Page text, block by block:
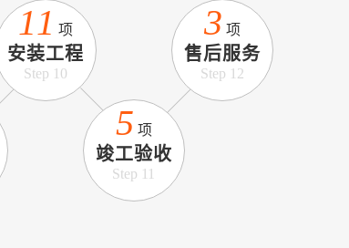
11 项
安装工程
Step 10
5 项
竣工验收
Step 11
3 项
售后服务
Step 12